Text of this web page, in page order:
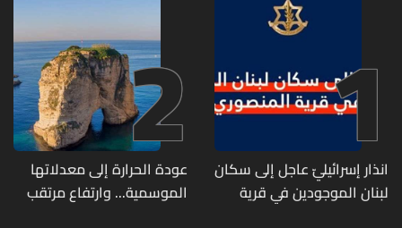
1
انذار إسرائيليّ عاجل إلى سكان
لبنان الموجودين في قرية
2
عودة الحرارة إلى معدلاتها
الموسمية... وارتفاع مرتقب